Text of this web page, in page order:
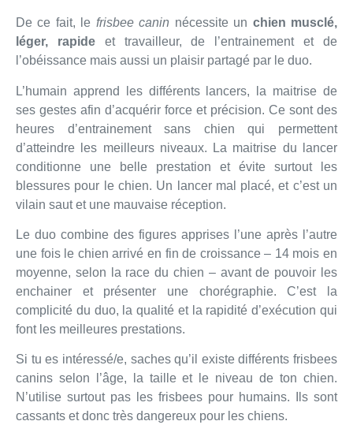
De ce fait, le frisbee canin nécessite un chien musclé,
léger, rapideet travailleur, de l’entrainement et de
l’obéissance mais aussi un plaisir partagé par le duo.
L’humain apprend les différents lancers, la maitrise de
ses gestes afin d’acquérir force et précision. Ce sont des
heures d’entrainement sans chien qui permettent
d’atteindre les meilleurs niveaux. La maitrise du lancer
conditionne une belle prestation et évite surtout les
blessures pour le chien. Un lancer mal placé, et c’est un
vilain saut et une mauvaise réception.
Le duo combine des figures apprises l’une après l’autre
une fois le chien arrivé en fin de croissance – 14 mois en
moyenne, selon la race du chien – avant de pouvoir les
enchainer et présenter une chorégraphie. C’est la
complicité du duo, la qualité et la rapidité d’exécution qui
font les meilleures prestations.
Si tu es intéressé/e, saches qu’il existe différents frisbees
canins selon l’âge, la taille et le niveau de ton chien.
N’utilise surtout pas les frisbees pour humains. Ils sont
cassants et donc très dangereux pour les chiens.